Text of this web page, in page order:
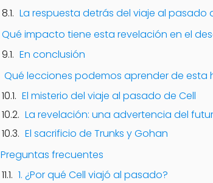
La respuesta detrás del viaje al pasado
Qué impacto tiene esta revelación en el
En conclusión
Qué lecciones podemos aprender de esta
El misterio del viaje al pasado de Cell
La revelación: una advertencia del
El sacrificio de Trunks y Gohan
Preguntas frecuentes
1. ¿Por qué Cell viajó al pasado?